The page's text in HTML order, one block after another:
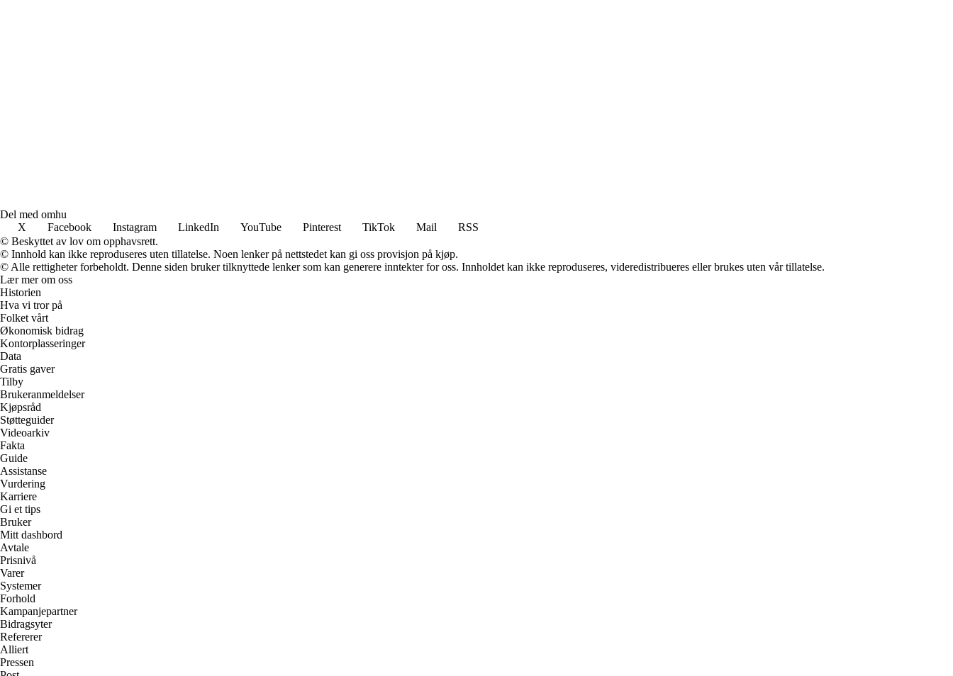
Del med omhu
X
Facebook Instagram LinkedIn YouTube Pinterest TikTok Mail
RSS
© Beskyttet av lov om opphavsrett.
© Innhold kan ikke reproduseres uten tillatelse. Noen lenker på nettstedet kan gi oss provisjon på kjøp.
© Alle rettigheter forbeholdt. Denne siden bruker tilknyttede lenker som kan generere inntekter for oss. Innholdet kan ikke reproduseres, videredistribueres eller brukes uten vår tillatelse.
Lær mer om oss
Historien
Hva vi tror på
Folket vårt
Økonomisk bidrag
Kontorplasseringer
Data
Gratis gaver
Tilby
Brukeranmeldelser
Kjøpsråd
Støtteguider
Videoarkiv
Fakta
Guide
Assistanse
Vurdering
Karriere
Gi et tips
Bruker
Mitt dashbord
Avtale
Prisnivå
Varer
Systemer
Forhold
Kampanjepartner
Bidragsyter
Refererer
Alliert
Pressen